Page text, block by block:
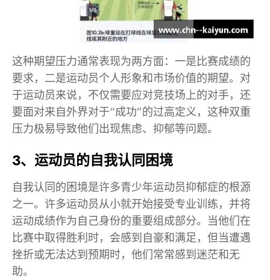
这种期望压力通常表现为两方面：一是比赛成绩的
要求，二是运动员个人形象和市场价值的期望。对
于运动员来说，不仅需要应对竞技场上的对手，还
要面对来自外界对于“成功”的过高定义，这种双重
压力极易导致他们出现焦虑、抑郁等问题。
3、运动员的自我认同困境
自我认同的困境是许多青少年运动员抑郁症的根源
之一。许多运动员从小就开始接受专业训练，并将
运动成绩作为自己身份的重要组成部分。当他们在
比赛中取得胜利时，会感到自豪和满足，但当遭遇
挫折或无法达到预期时，他们常常感到迷茫和无
助。